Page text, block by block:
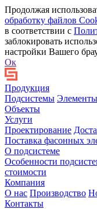
Продолжая
обработку файлов
в соответствии с
заблокировать
настройки Вашего
Ок
Продукция
Подсистемы Элементы
Объекты
Услуги
Проектирование
Поставка фасонных
О подсистеме
Особенности
стоимости
Компания
О нас Производство
Контакты